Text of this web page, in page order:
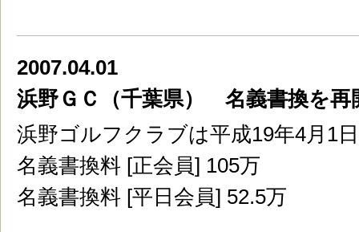
2007.04.01
浜野ＧＣ（千葉県） 名義書換を再
浜野ゴルフクラブは平成19年4月1
名義書換料 [正会員] 105万
名義書換料 [平日会員] 52.5万